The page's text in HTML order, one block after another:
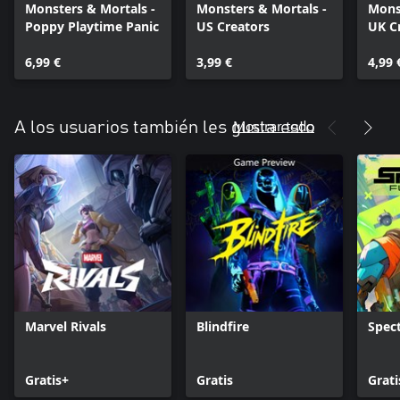
Monsters & Mortals -
Poppy Playtime Panic
6,99 €
Monsters & Mortals -
US Creators
3,99 €
UK
4,99
A los usuarios también les gusta esto
Mostrar todo
Marvel Rivals
Gratis+
Blindfire
Gratis